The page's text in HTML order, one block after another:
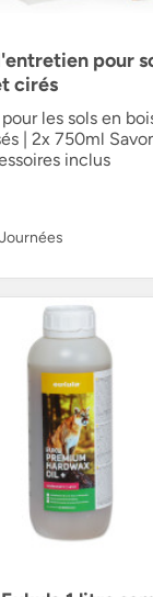
pour
cirés
les sols en
| 2x 750ml
inclus